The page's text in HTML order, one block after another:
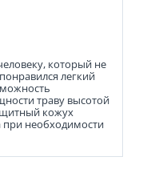
который не
легкий
траву высотой
кожух
при необходимости